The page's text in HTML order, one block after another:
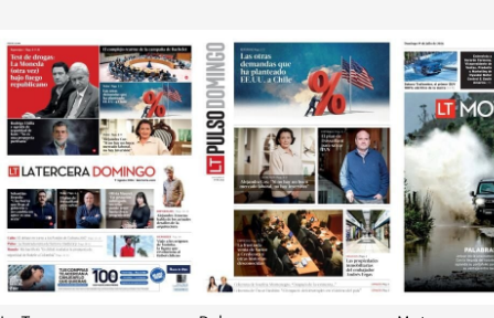
Opens in new window Opens in